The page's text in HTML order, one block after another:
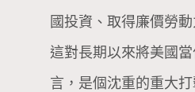
國投資、取得廉價勞
這對長期以來將美國
言，是個沈重的重大打